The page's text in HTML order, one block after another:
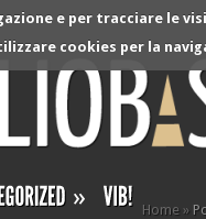
e per tracciare le
cookies per la
» Home »